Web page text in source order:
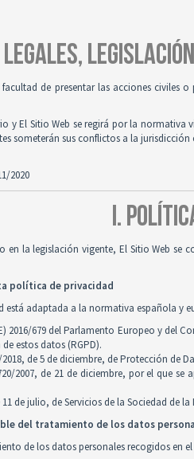
facultad de presentar las acciones
y El Sitio Web se regirá por la
someterán sus conflictos a la
2020
I.
en la legislación vigente, El Sitio Web se
política de privacidad
está adaptada a la normativa española y
2016/679 del Parlamento Europeo y del
estos datos (RGPD).
de 5 de diciembre, de Protección de
2007, de 21 de diciembre, por el que
11 de julio, de Servicios de la Sociedad de
del tratamiento de los datos
de los datos personales recogidos en el